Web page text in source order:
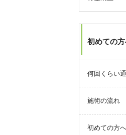
初めての
何回くらい
施術の流れ
初めての方へ